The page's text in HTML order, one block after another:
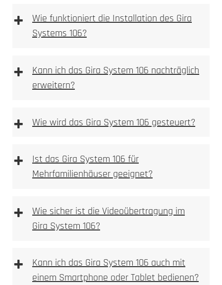
Gegensprechfunktion über die DoorBird App
Ideal für den Einsatz in kleineren Haushalten
D2100E
+
Wie funktioniert die Installation des Gira
Systems 106?
entfernen.
Montageschale befestigen.
Montageschale wieder montieren und
Ausrichtung erfolgt durch das Festdrehen der
+
Kann ich das Gira System 106 nachträglich
erweitern?
+ Wie wird das Gira System 106 gesteuert?
+
Ist das Gira System 106 für
Mehrfamilienhäuser geeignet?
+
Wie sicher ist die Videoübertragung im
Gira System 106?
+
Kann ich das Gira System 106 auch mit
einem Smartphone oder Tablet bedienen?